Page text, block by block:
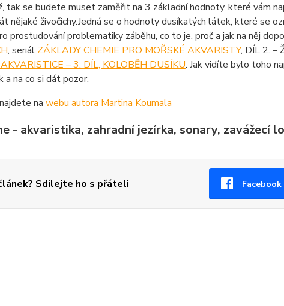
tak se budete muset zaměřit na 3 základní hodnoty, které vám
nějaké živočichy.Jedná se o hodnoty dusíkatých látek, které se
prostudování problematiky záběhu, co to je, proč a jak na něj
, seriál ZÁKLADY CHEMIE PRO MOŘSKÉ AKVARISTY, DÍL 2. –
– 3. DÍL, KOLOBĚH DUSÍKU. Jak vidíte bylo toho
a na co si dát pozor.
na webu autora Martina Koumala
- akvaristika, zahradní jezírka, sonary, zavážecí
Sdílejte ho s přáteli Facebook